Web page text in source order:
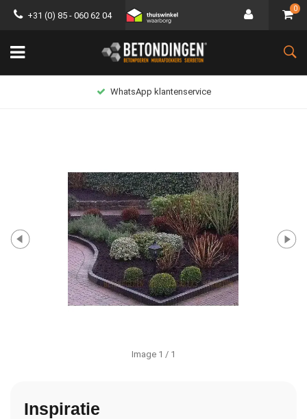
+31 (0) 85 - 060 62 04
0
WhatsApp klantenservice
Image 1 / 1
Inspiratie